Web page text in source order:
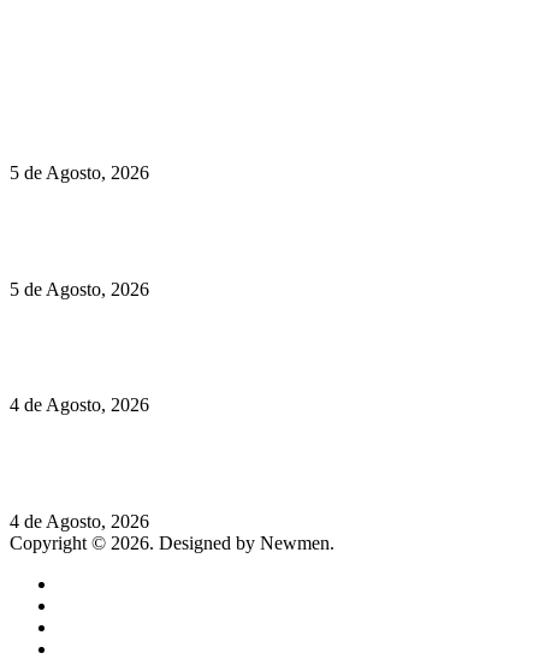
5 de Agosto, 2026
5 de Agosto, 2026
4 de Agosto, 2026
4 de Agosto, 2026
Copyright © 2026. Designed by Newmen.